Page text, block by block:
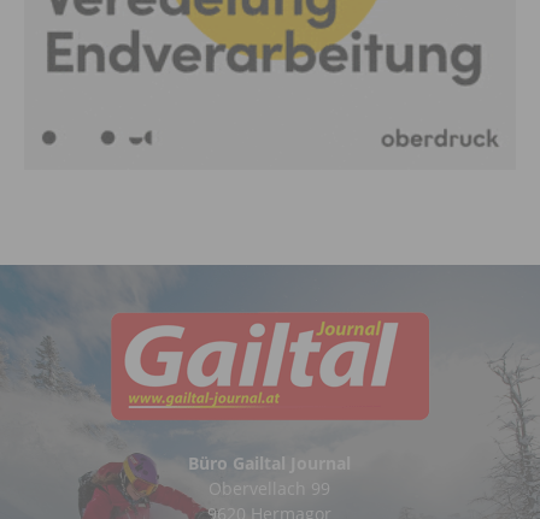
Büro Gailtal Journal
Obervellach 99
9620 Hermagor